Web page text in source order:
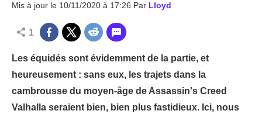
Mis à jour le 10/11/2020 à 17:26 Par Lloyd
1
Les équidés sont évidemment de la partie, et
heureusement : sans eux, les trajets dans la
cambrousse du moyen-âge de Assassin's Creed
Valhalla seraient bien, bien plus fastidieux. Ici, nous